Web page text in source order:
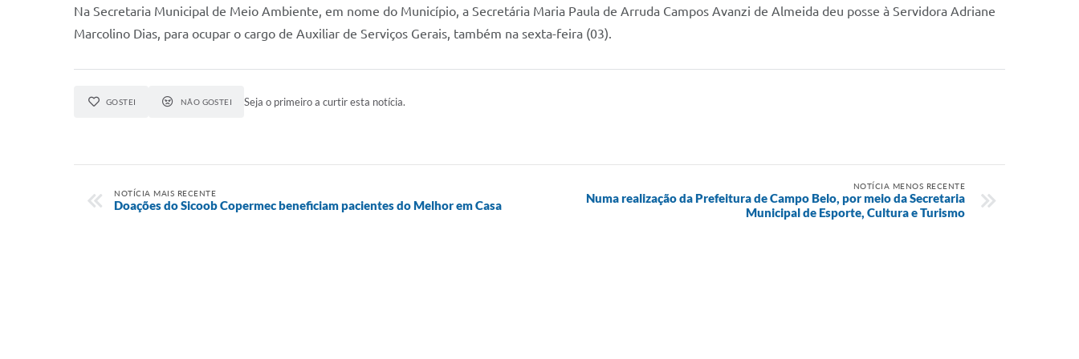
Na Secretaria Municipal de Meio Ambiente, em nome do Município, a Secretária Maria Paula de Arruda Campos Avanzi de Almeida deu posse à Servidora Adriane
Marcolino Dias, para ocupar o cargo de Auxiliar de Serviços Gerais, também na sexta-feira (03).
GOSTEI NÃO GOSTEI Seja o primeiro a curtir esta notícia.
NOTÍCIA MAIS RECENTE
Doações do Sicoob Copermec beneficiam pacientes do Melhor em Casa
NOTÍCIA MENOS RECENTE
Numa realização da Prefeitura de Campo Belo, por meio da Secretaria
Municipal de Esporte, Cultura e Turismo